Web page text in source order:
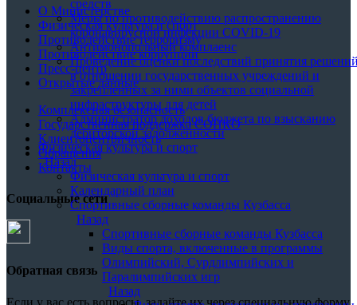
средств
Меры по противодействию распространению
коронавирусной инфекции COVID-19
Антимонопольный комплаенс
Проведение оценки последствий принятия
в отношении государственных учреждений и
закрепленных за ними объектов социальной
инфраструктуры для детей
Администратор доходов бюджета по взысканию
дебиторской задолженности
Физическая культура и спорт
Назад
Физическая культура и спорт
Календарный план
Спортивные сборные команды Кузбасса
Назад
Спортивные сборные команды Кузбасса
Виды спорта, включенные в программы
Олимпийский, Сурдлимпийских и
Паралимпийских игр
Назад
О Министерстве
Физическая культура и спорт
Противодействие терроризму
Противодействие коррупции
Пресс-центр
Открытые данные
Комплексная безопасность
Государственная поддержка СОНКО
Клиентоцентричность
Обращения
Контакты
Социальные сети
Обратная связь
Если у вас есть вопросы, задайте их через специальную форму